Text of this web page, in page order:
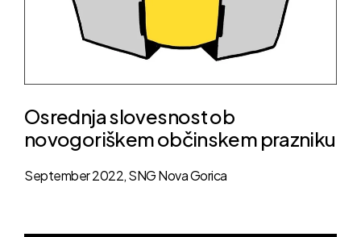
Osrednja slovesnost ob
novogoriškem občinskem prazniku
September 2022, SNG Nova Gorica